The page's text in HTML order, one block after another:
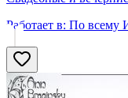
Работает в: По всему